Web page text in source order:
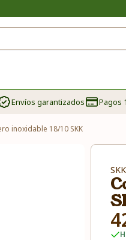
Envíos garantizados Pagos
inoxidable 18/10 SKK
SKK